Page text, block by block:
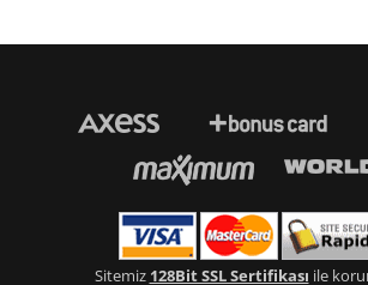
Sitemiz 128Bit SSL Sertifikası ile